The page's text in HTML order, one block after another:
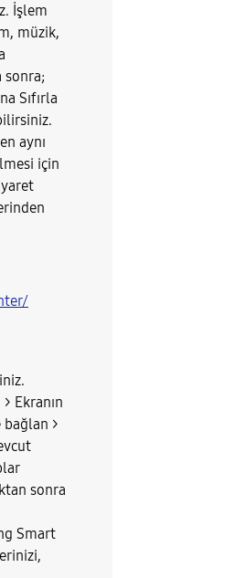
İşlem
müzik,
sonra;
Sıfırla
aynı
için
Ekranın
>
sonra
Smart